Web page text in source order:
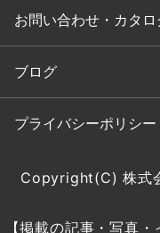
お問い合わせ・カタ
ブログ
プライバシーポリシー
Copyright(C) 株式
【掲載の記事・写真